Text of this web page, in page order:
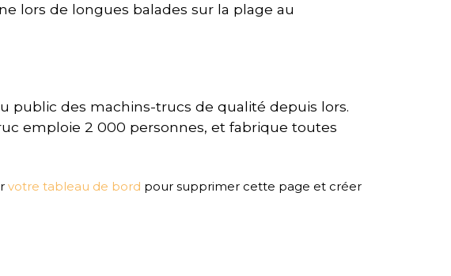
lors de longues balades sur la plage au
public des machins-trucs de qualité depuis lors.
emploie 2 000 personnes, et fabrique toutes
votre tableau de bord pour supprimer cette page et créer